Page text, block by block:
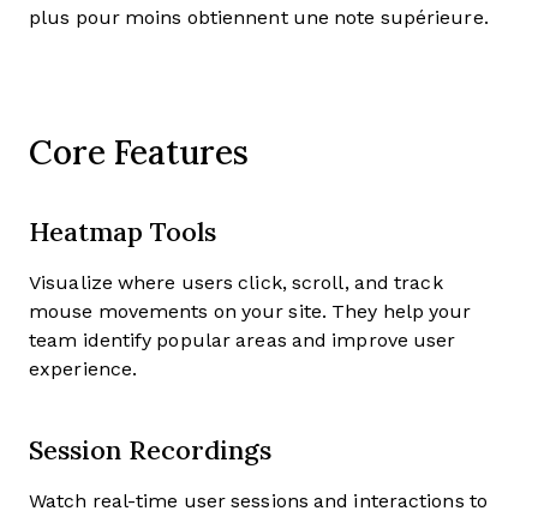
plus pour moins obtiennent une note supérieure.
Core Features
Heatmap Tools
Visualize where users click, scroll, and track
mouse movements on your site. They help your
team identify popular areas and improve user
experience.
Session Recordings
Watch real-time user sessions and interactions to